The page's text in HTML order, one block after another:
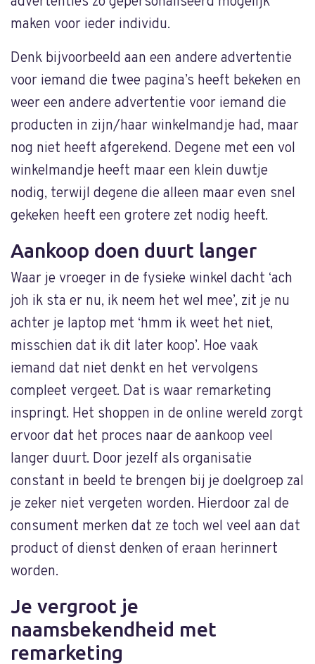
maken voor ieder individu.
Denk bijvoorbeeld aan een andere advertentie
voor iemand die twee pagina’s heeft bekeken en
weer een andere advertentie voor iemand die
producten in zijn/haar winkelmandje had, maar
nog niet heeft afgerekend. Degene met een vol
winkelmandje heeft maar een klein duwtje
nodig, terwijl degene die alleen maar even snel
gekeken heeft een grotere zet nodig heeft.
Aankoop doen duurt langer
Waar je vroeger in de fysieke winkel dacht ‘ach
joh ik sta er nu, ik neem het wel mee’, zit je nu
achter je laptop met ‘hmm ik weet het niet,
misschien dat ik dit later koop’. Hoe vaak
iemand dat niet denkt en het vervolgens
compleet vergeet. Dat is waar remarketing
inspringt. Het shoppen in de online wereld zorgt
ervoor dat het proces naar de aankoop veel
langer duurt. Door jezelf als organisatie
constant in beeld te brengen bij je doelgroep zal
je zeker niet vergeten worden. Hierdoor zal de
consument merken dat ze toch wel veel aan dat
product of dienst denken of eraan herinnert
worden.
Je vergroot je
naamsbekendheid met
remarketing